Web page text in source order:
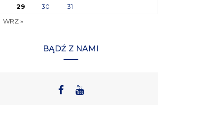
29 30
31
WRZ »
BĄDŹ Z NAMI